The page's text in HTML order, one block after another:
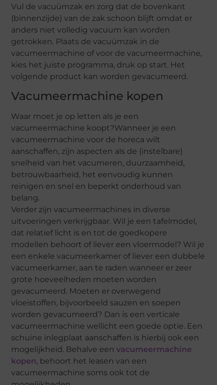
Vul de vacuümzak en zorg dat de bovenkant
(binnenzijde) van de zak schoon blijft omdat er
anders niet volledig vacuum kan worden
getrokken. Plaats de vacuümzak in de
vacumeermachine of voor de vacumeermachine,
kies het juiste programma, druk op start. Het
volgende product kan worden gevacumeerd.
Vacumeermachine kopen
Waar moet je op letten als je een
vacumeermachine koopt?Wanneer je een
vacumeermachine voor de horeca wilt
aanschaffen, zijn aspecten als de (instelbare)
snelheid van het vacumeren, duurzaamheid,
betrouwbaarheid, het eenvoudig kunnen
reinigen en snel en beperkt onderhoud van
belang.
Verder zijn vacumeermachines in diverse
uitvoeringen verkrijgbaar. Wil je een tafelmodel,
dat relatief licht is en tot de goedkopere
modellen behoort of liever een vloermodel? Wil je
een enkele vacumeerkamer of liever een dubbele
vacumeerkamer, aan te raden wanneer er zeer
grote hoeveelheden moeten worden
gevacumeerd. Moeten er overwegend
vloeistoffen, bijvoorbeeld sauzen en soepen
worden gevacumeerd? Dan is een verticale
vacumeermachine wellicht een goede optie. Een
schuine inlegplaat aanschaffen is hierbij ook een
mogelijkheid. Behalve eenvacumeermachine
kopen, behoort het leasen van een
vacumeermachine soms ook tot de